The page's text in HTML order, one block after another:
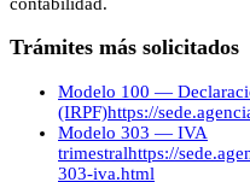
Trámites más solicitados
Modelo 100 —
(IRPF)https://
Modelo 303 — IVA
trimestralhttps://
303-iva.html